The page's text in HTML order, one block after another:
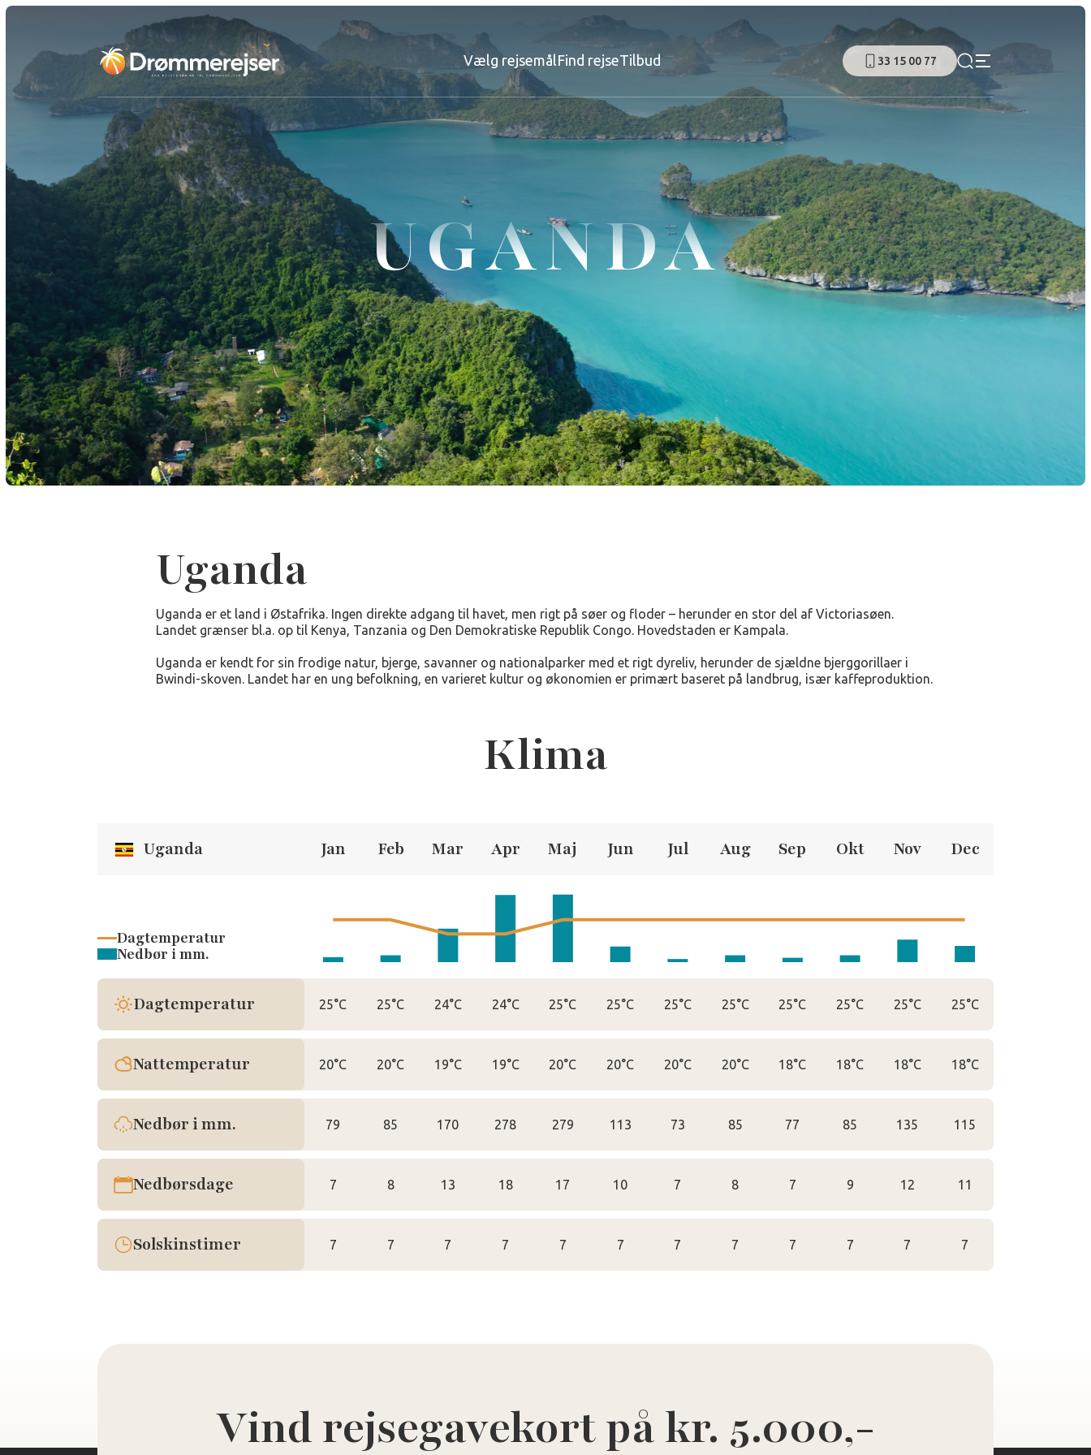
Vælg rejsemålFind rejseTilbud 33 15 00 77
UGANDA
Uganda
Uganda er et land i Østafrika. Ingen direkte adgang til havet, men rigt på søer og floder – herunder en stor del af Victoriasøen.
Landet grænser bl.a. op til Kenya, Tanzania og Den Demokratiske Republik Congo. Hovedstaden er Kampala.
Uganda er kendt for sin frodige natur, bjerge, savanner og nationalparker med et rigt dyreliv, herunder de sjældne bjerggorillaer i
Bwindi-skoven. Landet har en ung befolkning, en varieret kultur og økonomien er primært baseret på landbrug, især kaffeproduktion.
Klima
Uganda Jan Feb Mar Apr Maj Jun Jul Aug Sep Okt Nov Dec
Dagtemperatur
Nedbør i mm.
Dagtemperatur 25°C 25°C 24°C 24°C 25°C 25°C 25°C 25°C 25°C 25°C 25°C 25°C
Nattemperatur 20°C 20°C 19°C 19°C 20°C 20°C 20°C 20°C 18°C 18°C 18°C 18°C
Nedbør i mm. 79 85 170 278 279 113 73 85 77 85 135 115
Nedbørsdage 7 8 13 18 17 10 7 8 7 9 12 11
Solskinstimer 7 7 7 7 7 7 7 7 7 7 7 7
Vind rejsegavekort på kr. 5.000,-